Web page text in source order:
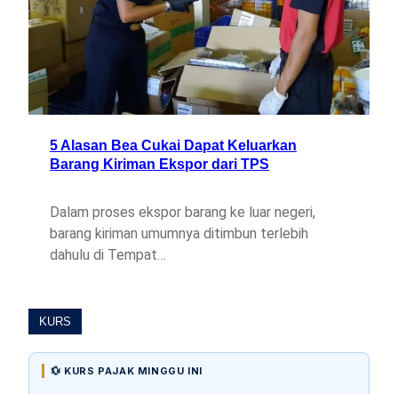
5 Alasan Bea Cukai Dapat Keluarkan
Barang Kiriman Ekspor dari TPS
Dalam proses ekspor barang ke luar negeri,
barang kiriman umumnya ditimbun terlebih
dahulu di Tempat…
KURS
💱 KURS PAJAK MINGGU INI